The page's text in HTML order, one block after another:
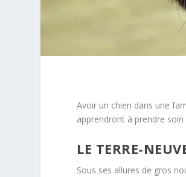
Avoir un chien dans une
apprendront à prendre
LE TERRE-
Sous ses allures de gros